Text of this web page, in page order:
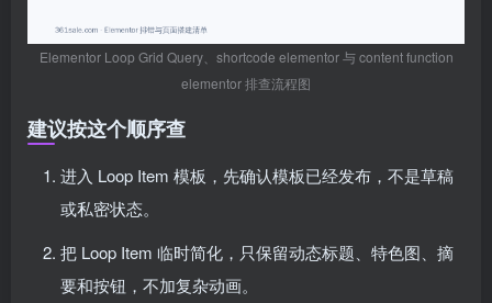
Elementor Loop Grid Query、shortcode elementor 与 content function
elementor 排查流程图
建议按这个顺序查
进入 Loop Item 模板，先确认模板已经发布，不是草稿
或私密状态。
把 Loop Item 临时简化，只保留动态标题、特色图、摘
要和按钮，不加复杂动画。